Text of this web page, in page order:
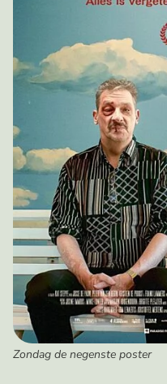
Zondag de negenste poster